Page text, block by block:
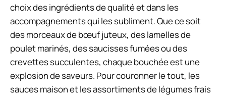
choix des ingrédients de qualité et dans les
accompagnements qui les subliment. Que ce soit
des morceaux de bœuf juteux, des lamelles de
poulet marinés, des saucisses fumées ou des
crevettes succulentes, chaque bouchée est une
explosion de saveurs. Pour couronner le tout, les
sauces maison et les assortiments de légumes frais